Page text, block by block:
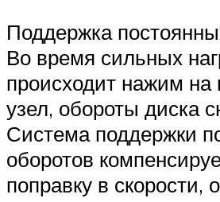
Поддержка
Во время сильных
происходит нажим на
узел, обороты диска
Система поддержки
оборотов
поправку в скорости,